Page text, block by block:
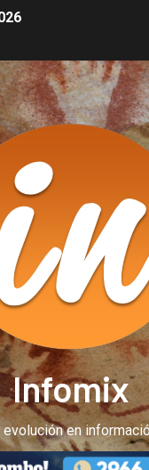
Infomix
evolución en